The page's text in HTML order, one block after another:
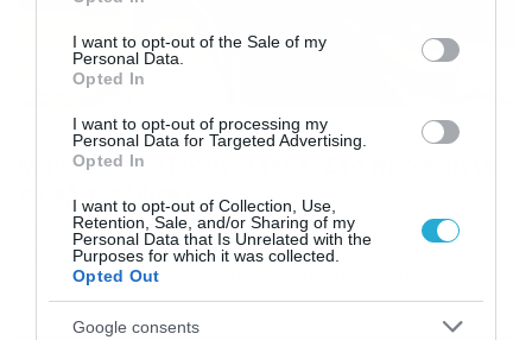
use your data for below specified purposes in below Google
consent section.
I want to opt-out of the Sale of my
Personal Data.
Opted In
I want to opt-out of processing my
Personal Data for Targeted Advertising.
Opted In
I want to opt-out of Collection, Use,
Retention, Sale, and/or Sharing of my
Personal Data that Is Unrelated with the
Purposes for which it was collected.
Opted Out
Google consents
14/07/2015 12:26
Μάντσεστερ Γιουνάιτεντ: Στο προσκήνιο
ο Λεβαντόφσκι
Οι άνθρωποι της Μάντσεστερ Γιουνάιτεντ εξετάζουν
την περίπτωση του Μπάστιαν Σβαϊνστάιγκερ, τον
οποίο θέλουν να εντάξουν στο δυναμικό τους. Οι
«κόκκινοι» έχουν υψηλούς στόχους τη φετινή σεζόν.
Αρχικά θέλουν να διεκδικήσουν με αξιώσεις το